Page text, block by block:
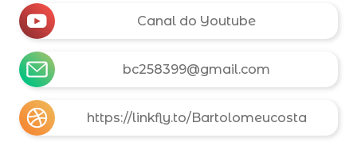
Canal do Youtube
bc258399@gmail.com
https://linkfly.to/Bartolomeucosta